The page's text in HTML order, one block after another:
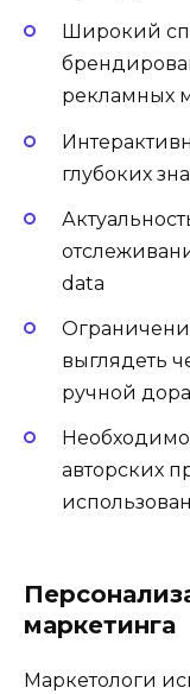
Широкий
рекламных
глубоких
data
выглядеть
ручной
авторских
маркетинга
Маркетологи